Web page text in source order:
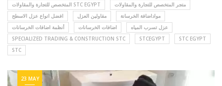
المتخصص للتجارة والمقاولات STC EGYPT
متجر المتخصص للتجارة والمقاولات
افضل انواع عزل الاسطح
مقاولين العزل
مواداضافة الخرسانة
أنظمة اضافات الخرسانات
اضافات الخرسانات
عزل تسرب المياه
SPECIALIZED TRADING & CONSTRUCTION STC
STCEGYPT
STC EGYPT
STC
23 MAY